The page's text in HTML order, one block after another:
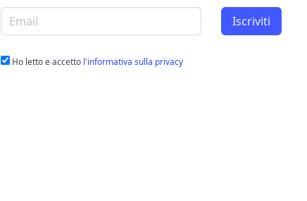
Email per newsletter Iscriviti
Ho letto e accetto l'informativa sulla privacy